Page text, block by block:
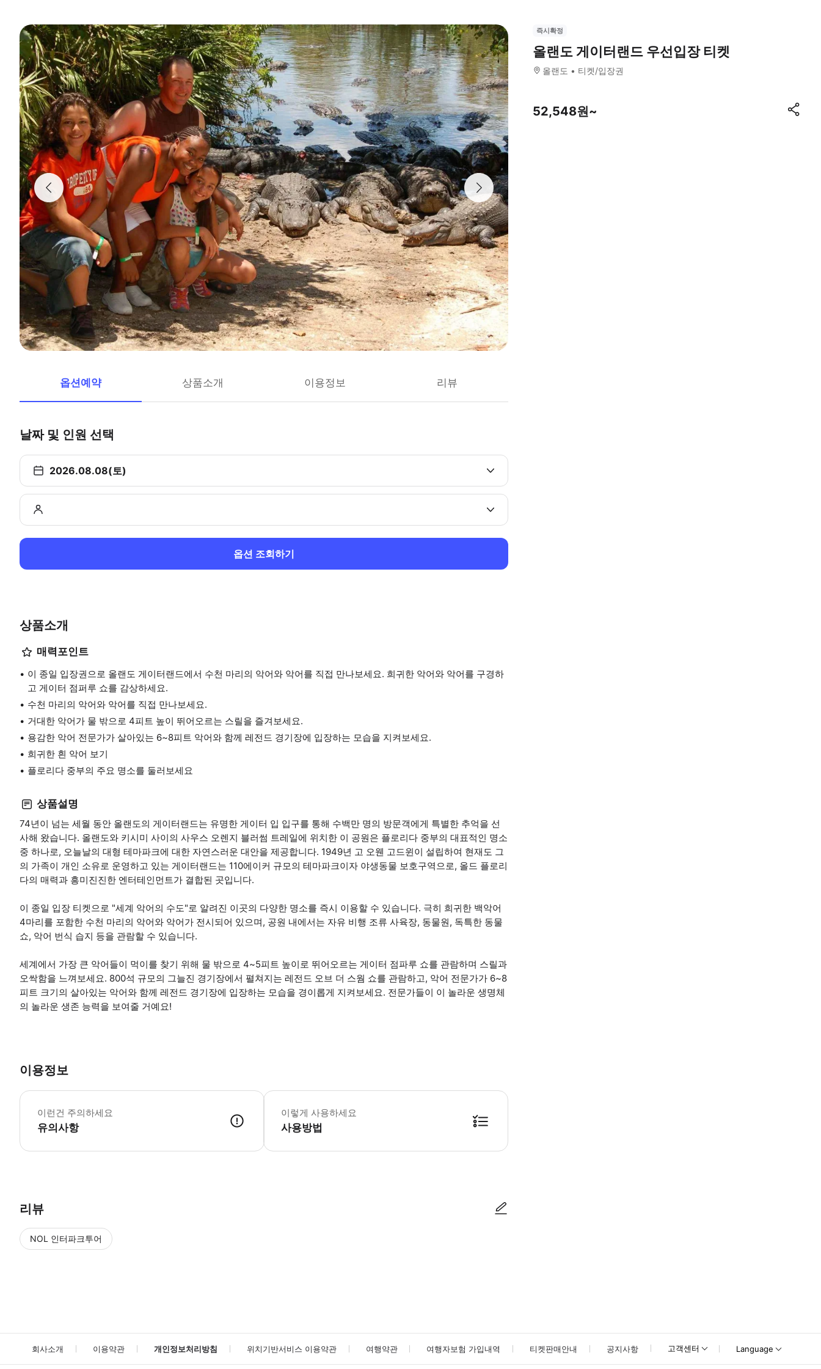
옵션예약 상품소개 이용정보 리뷰
날짜 및 인원 선택
2026.08.08(토)
옵션 조회하기
상품소개
매력포인트
이 종일 입장권으로 올랜도 게이터랜드에서 수천 마리의 악어와 악어를 직접 만나보세요. 희귀한 악어와 악어를 구경하
고 게이터 점퍼루 쇼를 감상하세요.
수천 마리의 악어와 악어를 직접 만나보세요.
거대한 악어가 물 밖으로 4피트 높이 뛰어오르는 스릴을 즐겨보세요.
용감한 악어 전문가가 살아있는 6~8피트 악어와 함께 레전드 경기장에 입장하는 모습을 지켜보세요.
희귀한 흰 악어 보기
플로리다 중부의 주요 명소를 둘러보세요
상품설명
74년이 넘는 세월 동안 올랜도의 게이터랜드는 유명한 게이터 입 입구를 통해 수백만 명의 방문객에게 특별한 추억을 선
사해 왔습니다. 올랜도와 키시미 사이의 사우스 오렌지 블러썸 트레일에 위치한 이 공원은 플로리다 중부의 대표적인 명소
중 하나로, 오늘날의 대형 테마파크에 대한 자연스러운 대안을 제공합니다. 1949년 고 오웬 고드윈이 설립하여 현재도 그
의 가족이 개인 소유로 운영하고 있는 게이터랜드는 110에이커 규모의 테마파크이자 야생동물 보호구역으로, 올드 플로리
다의 매력과 흥미진진한 엔터테인먼트가 결합된 곳입니다.
이 종일 입장 티켓으로 "세계 악어의 수도"로 알려진 이곳의 다양한 명소를 즉시 이용할 수 있습니다. 극히 희귀한 백악어
4마리를 포함한 수천 마리의 악어와 악어가 전시되어 있으며, 공원 내에서는 자유 비행 조류 사육장, 동물원, 독특한 동물
쇼, 악어 번식 습지 등을 관람할 수 있습니다.
세계에서 가장 큰 악어들이 먹이를 찾기 위해 물 밖으로 4~5피트 높이로 뛰어오르는 게이터 점파루 쇼를 관람하며 스릴과
오싹함을 느껴보세요. 800석 규모의 그늘진 경기장에서 펼쳐지는 레전드 오브 더 스웜 쇼를 관람하고, 악어 전문가가 6~8
피트 크기의 살아있는 악어와 함께 레전드 경기장에 입장하는 모습을 경이롭게 지켜보세요. 전문가들이 이 놀라운 생명체
의 놀라운 생존 능력을 보여줄 거예요!
이용정보
이런건 주의하세요
유의사항
- 유모차와 휠체어를 대여하실 수 있습니다. - 게이터랜드에는 작은 물놀이 공간이 있으니 수건을 잊지 마세요.
이렇게 사용하세요
사용방법
리뷰
NOL 인터파크투어
즉시확정
올랜도 게이터랜드 우선입장 티켓
올랜도 티켓/입장권
52,548원~
회사소개 이용약관 개인정보처리방침 위치기반서비스 이용약관 여행약관 여행자보험 가입내역 티켓판매안내 공지사항 고객센터 Language